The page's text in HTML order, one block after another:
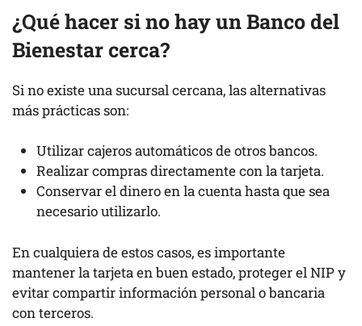
¿Qué hacer si no hay un Banco del
Bienestar cerca?
Si no existe una sucursal cercana, las alternativas
más prácticas son:
Utilizar cajeros automáticos de otros bancos.
Realizar compras directamente con la tarjeta.
Conservar el dinero en la cuenta hasta que sea
necesario utilizarlo.
En cualquiera de estos casos, es importante
mantener la tarjeta en buen estado, proteger el NIP y
evitar compartir información personal o bancaria
con terceros.